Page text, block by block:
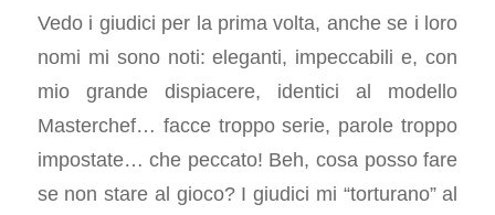
Vedo i giudici per la prima volta, anche se i loro
nomi mi sono noti: eleganti, impeccabili e, con
mio grande dispiacere, identici al modello
Masterchef… facce troppo serie, parole troppo
impostate… che peccato! Beh, cosa posso fare
se non stare al gioco? I giudici mi “torturano” al